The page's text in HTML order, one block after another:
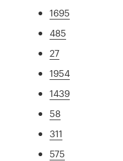
1695
485
27
1954
1439
58
311
575